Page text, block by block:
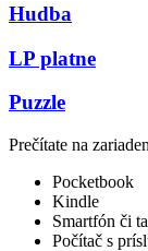
Hudba
LP platne
Puzzle
Prečítate na
Pocketbook
Kindle
Smartfón či
Počítač s